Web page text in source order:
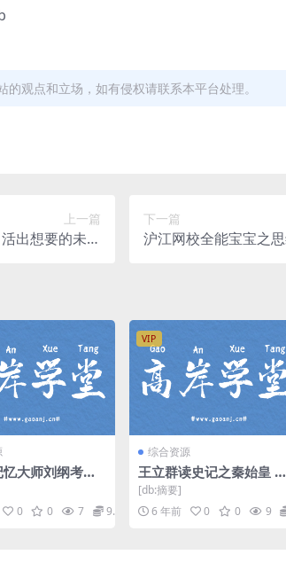
观点和立场，如有侵权请联系本平台处理。
上一篇
出想要的未来
下一篇
沪江网校全能宝宝之
大师刘纲考试
学英语单词全
盘
0 0 7 9.9
VIP
综合资源
王立群读史记之秦始皇 百
度网盘
[db:摘要]
6 年前
0 0 9